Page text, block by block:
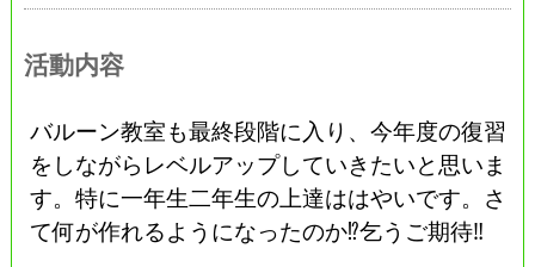
活動内容
バルーン教室も最終段階に入り、今年度の復習
をしながらレベルアップしていきたいと思いま
す。特に一年生二年生の上達ははやいです。さ
て何が作れるようになったのか⁉︎乞うご期待‼︎